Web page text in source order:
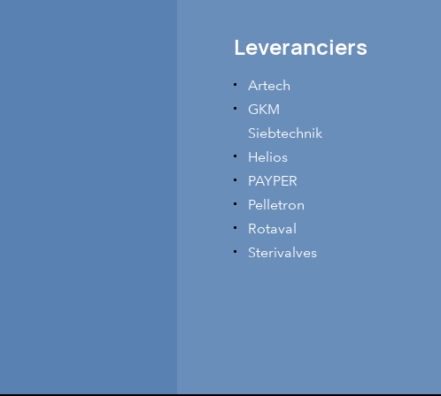
Leveranciers
Artech
GKM
Siebtechnik
Helios
PAYPER
Pelletron
Rotaval
Sterivalves